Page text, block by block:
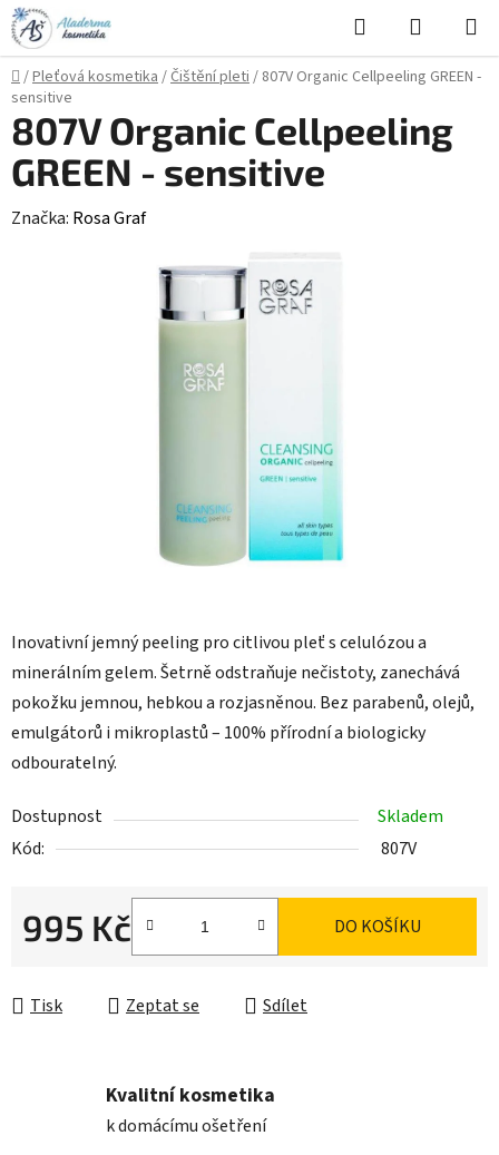
Přejít
na
obsah
Hledat
KOŠÍK
Domů
/Pleťová kosmetika/Čištění pleti/ 807V Organic Cellpeeling GREEN -
sensitive
Inovativní jemný peeling pro citlivou pleť s celulózou a
minerálním gelem. Šetrně odstraňuje nečistoty, zanechává
pokožku jemnou, hebkou a rozjasněnou. Bez parabenů, olejů,
emulgátorů i mikroplastů – 100% přírodní a biologicky
odbouratelný.
Dostupnost
Skladem
Kód:
807V
995 Kč DO KOŠÍKU
Tisk Zeptat se Sdílet
807V Organic Cellpeeling
GREEN - sensitive
Značka: Rosa Graf
Kvalitní kosmetika
k domácímu ošetření